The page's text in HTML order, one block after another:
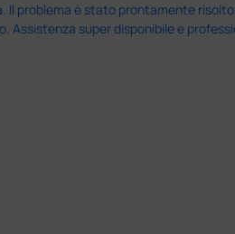
problema è stato prontamente
Assistenza super disponibile e